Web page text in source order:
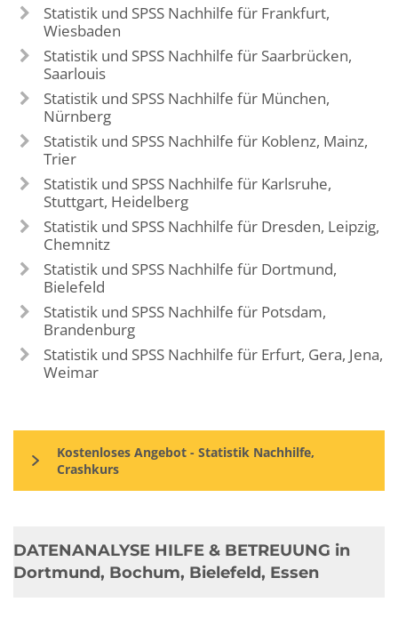
Statistik und SPSS Nachhilfe für Frankfurt,
Wiesbaden
Statistik und SPSS Nachhilfe für Saarbrücken,
Saarlouis
Statistik und SPSS Nachhilfe für München,
Nürnberg
Statistik und SPSS Nachhilfe für Koblenz, Mainz,
Trier
Statistik und SPSS Nachhilfe für Karlsruhe,
Stuttgart, Heidelberg
Statistik und SPSS Nachhilfe für Dresden, Leipzig,
Chemnitz
Statistik und SPSS Nachhilfe für Dortmund,
Bielefeld
Statistik und SPSS Nachhilfe für Potsdam,
Brandenburg
Statistik und SPSS Nachhilfe für Erfurt, Gera, Jena,
Weimar
Kostenloses Angebot - Statistik Nachhilfe,
Crashkurs
DATENANALYSE HILFE & BETREUUNG in
Dortmund, Bochum, Bielefeld, Essen